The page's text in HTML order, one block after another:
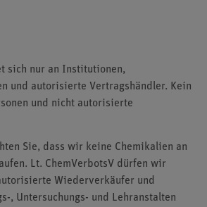
sich nur an Institutionen,
und autorisierte Vertragshändler. Kein
und nicht autorisierte
Sie, dass wir keine Chemikalien an
Lt. ChemVerbotsV dürfen wir
Wiederverkäufer und
, Untersuchungs- und Lehranstalten